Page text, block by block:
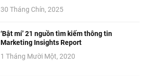
30 Tháng Chín, 2025
‘Bật mí’ 21 nguồn tìm kiếm thông tin
Marketing Insights Report
1 Tháng Mười Một, 2020